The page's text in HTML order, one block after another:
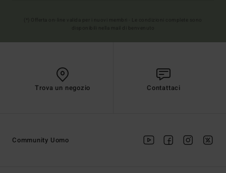
Trova un negozio Contattaci
Community Uomo